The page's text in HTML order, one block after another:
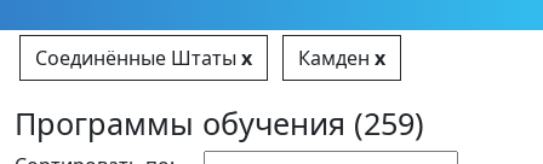
Соединённые Штаты x Камден x
Программы обучения (259)